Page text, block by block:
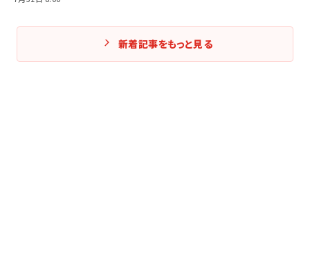
新着記事をもっと見る